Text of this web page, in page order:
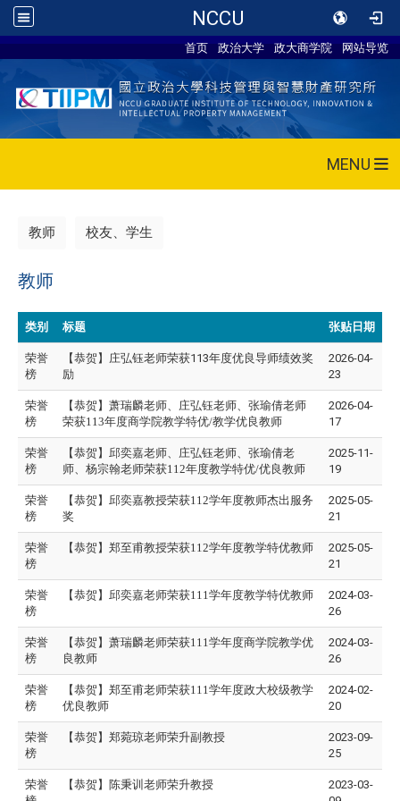
NCCU
首页 政治大学 政大商学院 网站导览
MENU
教师 校友、学生
教师
类别 标题 张贴日期
荣誉
榜
【恭贺】庄弘钰老师荣获113年度优良导师绩效奖
励
2026-04-
23
荣誉
榜
【恭贺】萧瑞麟老师、庄弘钰老师、张瑜倩老师
荣获113年度商学院教学特优/教学优良教师
2026-04-
17
荣誉
榜
【恭贺】邱奕嘉老师、庄弘钰老师、 张瑜倩老
师、 杨宗翰老师荣获112年度教学特优/优良教师
2025-11-
19
荣誉
榜
【恭贺】邱奕嘉教授荣获112学年度教师杰出服务
奖
2025-05-
21
荣誉
榜
【恭贺】郑至甫教授荣获112学年度教学特优教师
2025-05-
21
荣誉
榜
【恭贺】邱奕嘉老师荣获111学年度教学特优教师
2024-03-
26
荣誉
榜
【恭贺】萧瑞麟老师荣获111学年度商学院教学优
良教师
2024-03-
26
荣誉
榜
【恭贺】郑至甫老师荣获111学年度政大校级教学
优良教师
2024-02-
20
荣誉
榜
【恭贺】郑菀琼老师荣升副教授
2023-09-
25
荣誉
【恭贺】陈秉训老师荣升教授
2023-03-